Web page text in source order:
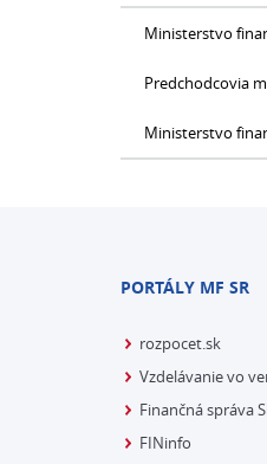
Ministerstvo
Predchodcovia
Ministerstvo
PORTÁLY MF SR
rozpocet.sk
Vzdelávanie vo
Finančná správa
FINinfo